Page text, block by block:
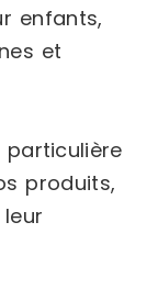
enfants,
et
produits,